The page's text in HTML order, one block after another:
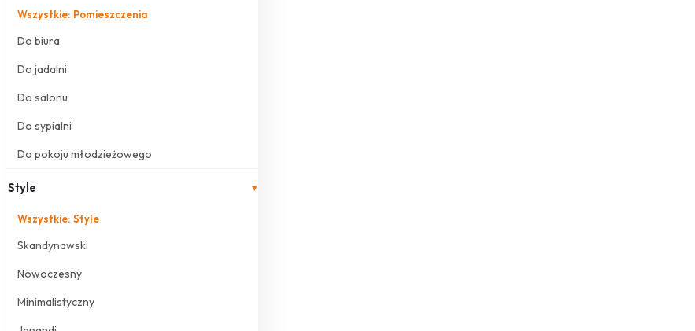
Wszystkie: Pomieszczenia
Do biura
Do jadalni
Do salonu
Do sypialni
Do pokoju młodzieżowego
Style ▾
Wszystkie: Style
Skandynawski
Nowoczesny
Minimalistyczny